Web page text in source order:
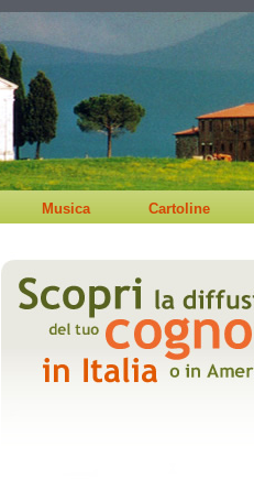
Musica Cartoline